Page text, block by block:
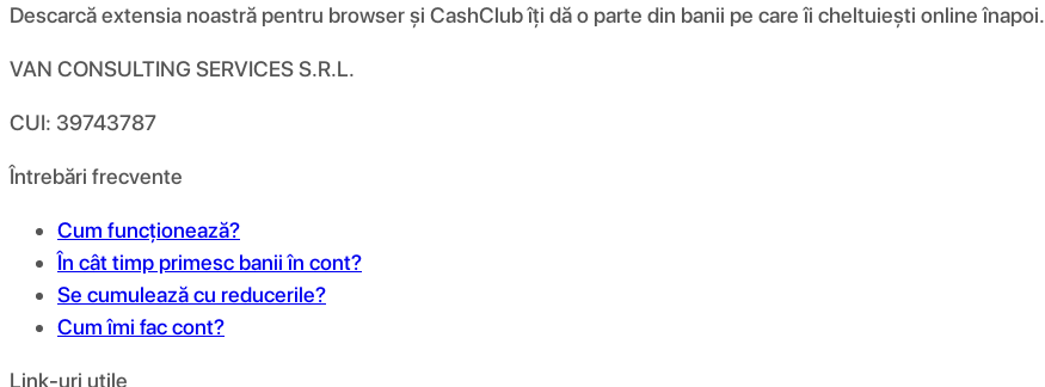
Descarcă extensia noastră pentru browser și CashClub îți dă o parte din banii pe care îi cheltuiești online înapoi.
VAN CONSULTING SERVICES S.R.L.
CUI: 39743787
Întrebări frecvente
Cum funcționează?
În cât timp primesc banii în cont?
Se cumulează cu reducerile?
Cum îmi fac cont?
Link-uri utile